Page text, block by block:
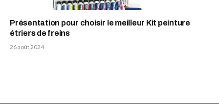
Présentation pour choisir le meilleur Kit peinture
étriers de freins
26 août 2024